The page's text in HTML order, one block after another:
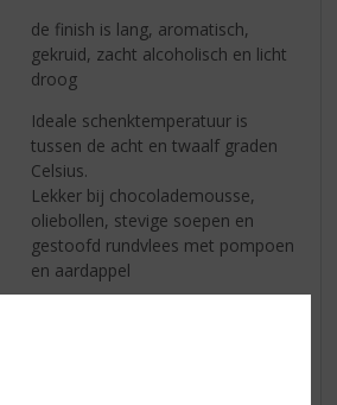
de finish is lang, aromatisch,
gekruid, zacht alcoholisch en licht
droog
Ideale schenktemperatuur is
tussen de acht en twaalf graden
Celsius.
Lekker bij chocolademousse,
oliebollen, stevige soepen en
gestoofd rundvlees met pompoen
en aardappel